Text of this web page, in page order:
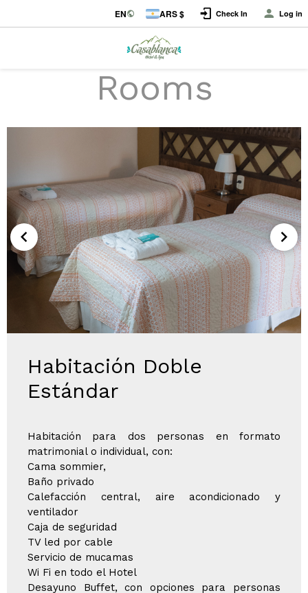
EN ARS $ Check In Log in
Rooms
Habitación Doble
Estándar
Habitación para dos personas en formato
matrimonial o individual, con:
Cama sommier,
Baño privado
Calefacción central, aire acondicionado y
ventilador
Caja de seguridad
TV led por cable
Servicio de mucamas
Wi Fi en todo el Hotel
Desayuno Buffet, con opciones para personas